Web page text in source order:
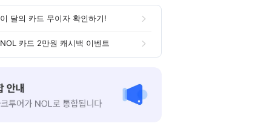
이 달의 카드 무이자 확인하기!
NOL 카드 2만원 캐시백 이벤트